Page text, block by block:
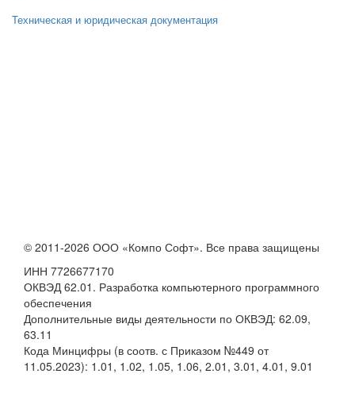
Техническая и юридическая документация
© 2011-2026 ООО «Компо Софт». Все права защищены
ИНН 7726677170
ОКВЭД 62.01. Разработка компьютерного программного
обеспечения
Дополнительные виды деятельности по ОКВЭД: 62.09,
63.11
Кода Минцифры (в соотв. с Приказом №449 от
11.05.2023): 1.01, 1.02, 1.05, 1.06, 2.01, 3.01, 4.01, 9.01